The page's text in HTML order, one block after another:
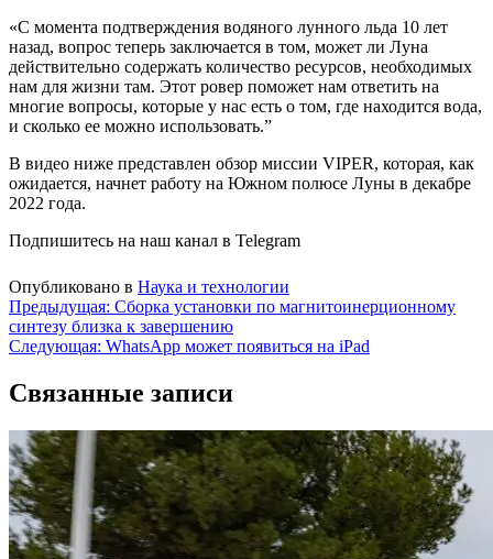
«С момента подтверждения водяного лунного льда 10 лет
назад, вопрос теперь заключается в том, может ли Луна
действительно содержать количество ресурсов, необходимых
нам для жизни там. Этот ровер поможет нам ответить на
многие вопросы, которые у нас есть о том, где находится вода,
и сколько ее можно использовать.”
В видео ниже представлен обзор миссии VIPER, которая, как
ожидается, начнет работу на Южном полюсе Луны в декабре
2022 года.
Подпишитесь на наш канал в Telegram
Опубликовано в Наука и технологии
Навигация
по
Предыдущая: Сборка установки по магнитоинерционному
синтезу близка к завершению
Следующая: WhatsApp может появиться на iPad
Связанные записи